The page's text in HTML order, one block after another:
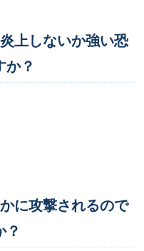
上しないか強い恐
か？
に攻撃されるので
？